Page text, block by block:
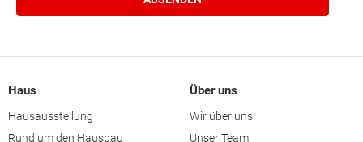
Haus
Hausausstellung
Rund um den Hausbau
Über uns
Wir über uns
Unser Team